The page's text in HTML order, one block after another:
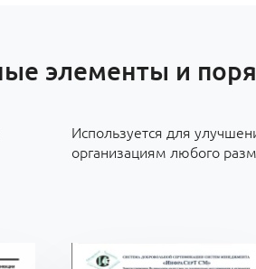
элементы и
Используется для
организациям любого